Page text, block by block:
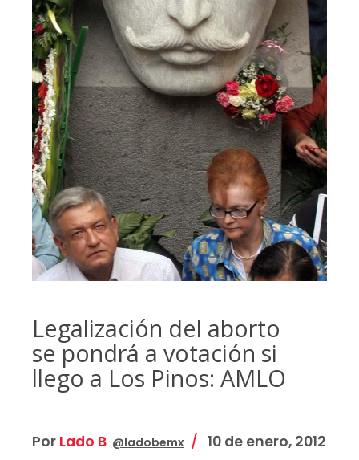
Legalización del aborto
se pondrá a votación si
llego a Los Pinos: AMLO
Por Lado B @ladobemx 10 de enero, 2012